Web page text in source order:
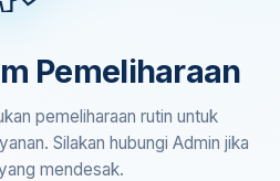
Pemeliharaan
pemeliharaan rutin untuk
Silakan hubungi Admin jika
mendesak.